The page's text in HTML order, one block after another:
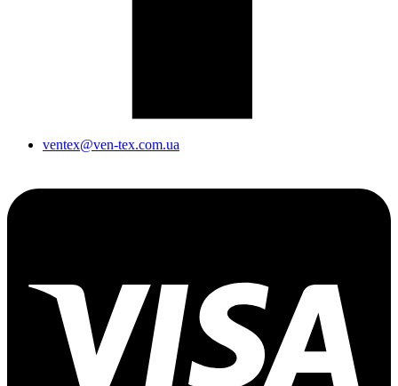
ventex@ven-tex.com.ua